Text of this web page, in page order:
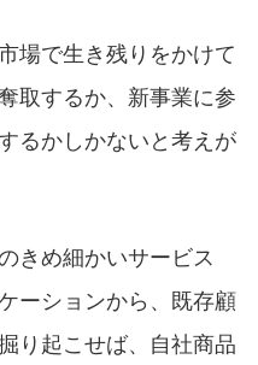
場で生き残りをかけて
取するか、新事業に参
るかしかないと考えが
きめ細かいサービス
ーションから、既存顧
り起こせば、自社商品